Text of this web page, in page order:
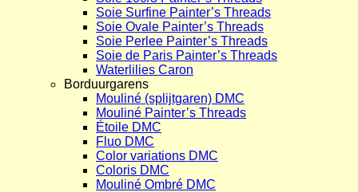
Soie Surfine Painter’s Threads
Soie Ovale Painter’s Threads
Soie Perlee Painter’s Threads
Soie de Paris Painter’s Threads
Waterlilies Caron
Borduurgarens
Mouliné (splijtgaren) DMC
Mouliné Painter’s Threads
Étoile DMC
Fluo DMC
Color variations DMC
Coloris DMC
Mouliné Ombré DMC